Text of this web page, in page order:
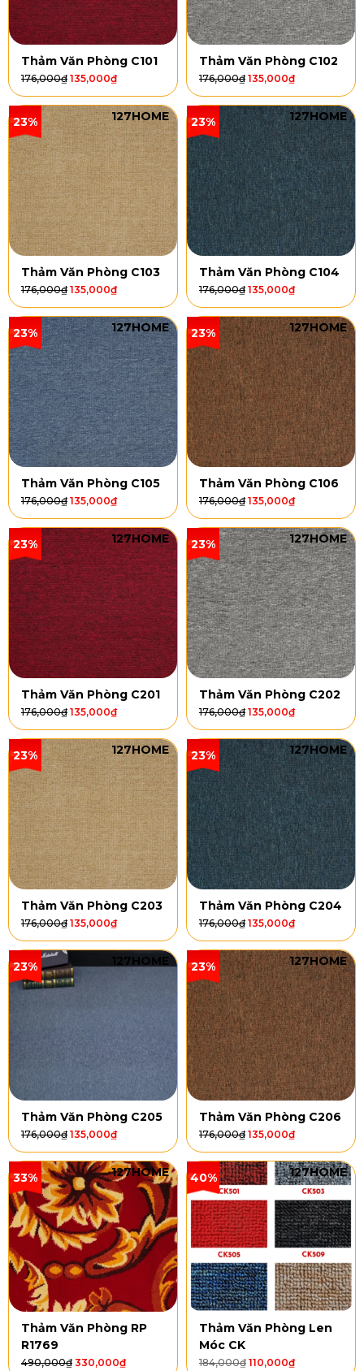
Thảm Văn Phòng C101
176,000₫ 135,000₫
Thảm Văn Phòng C102
176,000₫ 135,000₫
23% 127HOME
Thảm Văn Phòng C103
176,000₫ 135,000₫
23% 127HOME
Thảm Văn Phòng C104
176,000₫ 135,000₫
23% 127HOME
Thảm Văn Phòng C105
176,000₫ 135,000₫
23% 127HOME
Thảm Văn Phòng C106
176,000₫ 135,000₫
23% 127HOME
Thảm Văn Phòng C201
176,000₫ 135,000₫
23% 127HOME
Thảm Văn Phòng C202
176,000₫ 135,000₫
23% 127HOME
Thảm Văn Phòng C203
176,000₫ 135,000₫
23% 127HOME
Thảm Văn Phòng C204
176,000₫ 135,000₫
23% 127HOME
Thảm Văn Phòng C205
176,000₫ 135,000₫
23% 127HOME
Thảm Văn Phòng C206
176,000₫ 135,000₫
33% 127HOME
Thảm Văn Phòng RP
R1769
490,000₫ 330,000₫
40% 127HOME
Thảm Văn Phòng Len
Móc CK
184,000₫ 110,000₫